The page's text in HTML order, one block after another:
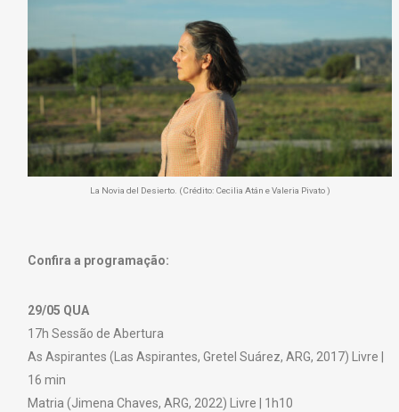
La Novia del Desierto. (Crédito: Cecilia Atán e Valeria Pivato )
Confira a programação:
29/05 QUA
17h Sessão de Abertura
As Aspirantes (Las Aspirantes, Gretel Suárez, ARG, 2017) Livre |
16 min
Matria (Jimena Chaves, ARG, 2022) Livre | 1h10